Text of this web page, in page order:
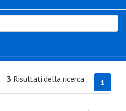
1
3 Risultati della ricerca